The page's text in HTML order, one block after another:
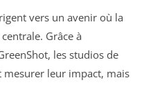
vers un avenir où la
Grâce à
les studios de
leur impact, mais